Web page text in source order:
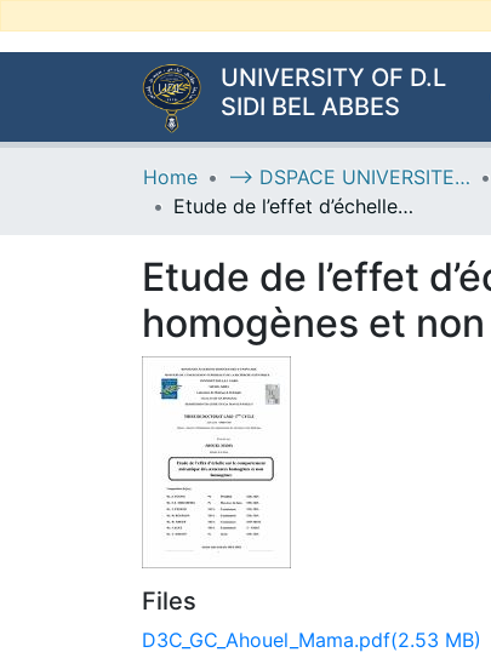
UNIVERSITY OF D.L
SIDI BEL ABBES
Home --> DSPACE UNIVERSITE DJILALLI LIABES DE SIDI BEL ABBES
Etude de l’effet d’échelle sur le comportement mécanique des structures homogènes et non homogènes
Etude de l’effet
homogènes et
Files
D3C_GC_Ahouel_Mama.pdf(2.53 MB)